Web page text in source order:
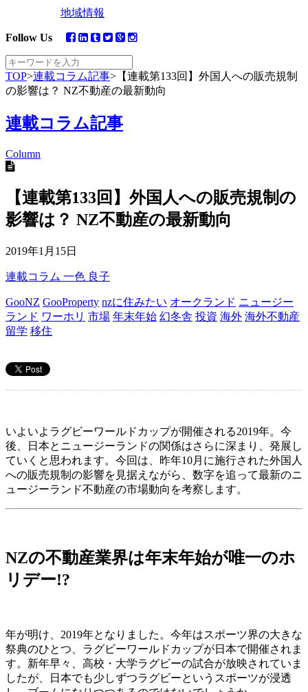
地域情報
Follow Us
TOP>連載コラム記事> 【連載第133回】外国人への販売規制
の影響は？ NZ不動産の最新動向
連載コラム記事
Column
【連載第133回】外国人への販売規制の
影響は？ NZ不動産の最新動向
2019年1月15日
連載コラム 一色 良子
GooNZ GooProperty nzに住みたい オークランド ニュージー
ランド ワーホリ 市場 年末年始 幻冬舎 投資 海外 海外不動産
留学 移住
いよいよラグビーワールドカップが開催される2019年。今
後、日本とニュージーランドの関係はさらに深まり、発展し
ていくと思われます。今回は、昨年10月に施行された外国人
への販売規制の影響を見据えながら、数字を追って最新のニ
ュージーランド不動産の市場動向を考察します。
NZの不動産業界は年末年始が唯一のホ
リデー!?
年が明け、2019年となりました。今年はスポーツ界の大きな
祭典のひとつ、ラグビーワールドカップが日本で開催されま
す。新年早々、高校・大学ラグビーの試合が放映されていま
したが、日本でも少しずつラグビーというスポーツが浸透